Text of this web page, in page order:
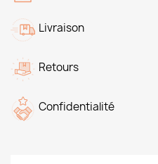
Livraison
Retours
Confidentialité